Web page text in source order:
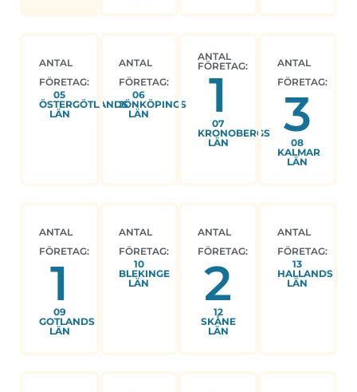
ANTAL
FÖRETAG:
05
ÖSTERGÖTLANDS
LÄN
ANTAL
FÖRETAG:
06
JÖNKÖPINGS
LÄN
ANTAL
FÖRETAG:
1
07
KRONOBERGS
LÄN
ANTAL
FÖRETAG:
3
08
KALMAR
LÄN
ANTAL
FÖRETAG:
1
09
GOTLANDS
LÄN
ANTAL
FÖRETAG:
10
BLEKINGE
LÄN
ANTAL
FÖRETAG:
2
12
SKÅNE
LÄN
ANTAL
FÖRETAG:
13
HALLANDS
LÄN